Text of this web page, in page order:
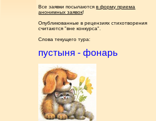
Все заявки посылаютсяв форму приема
анонимных заявок!
Опубликованные в рецензиях стихотворения
считаются "вне конкурса".
Слова текущего тура:
пустыня - фонарь